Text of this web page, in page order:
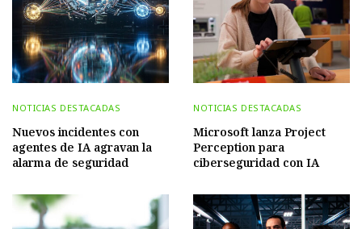
NOTICIAS DESTACADAS
Nuevos incidentes con
agentes de IA agravan la
alarma de seguridad
NOTICIAS DESTACADAS
Microsoft lanza Project
Perception para
ciberseguridad con IA